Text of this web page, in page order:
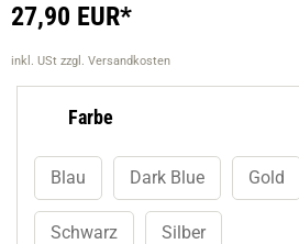
27,90 EUR*
inkl. USt zzgl. Versandkosten
Farbe
Blau Dark Blue Gold
Schwarz Silber